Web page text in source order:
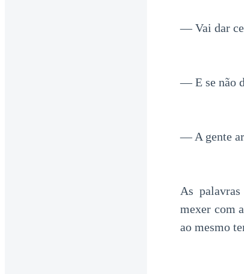
— Vai dar
— E se não
— A gente
As
mexer com
ao mesmo